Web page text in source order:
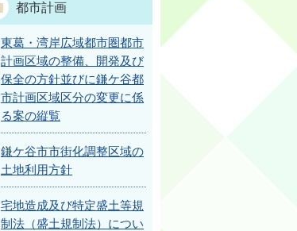
都市計画
東葛・湾岸広域都市圏都市
計画区域の整備、開発及び
保全の方針並びに鎌ケ谷都
市計画区域区分の変更に係
る案の縦覧
鎌ケ谷市市街化調整区域の
土地利用方針
宅地造成及び特定盛土等規
制法（盛土規制法）につい